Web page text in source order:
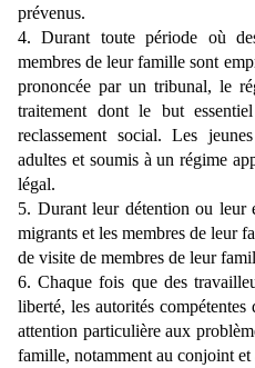
prévenus.
4. Durant toute période où
membres de leur famille sont
prononcée par un tribunal, le
traitement dont le but
reclassement social. Les
adultes et soumis à un régime
légal.
5. Durant leur détention ou leur
migrants et les membres de leur
de visite de membres de leur
6. Chaque fois que des
liberté, les autorités
attention particulière aux
famille, notamment au conjoint et